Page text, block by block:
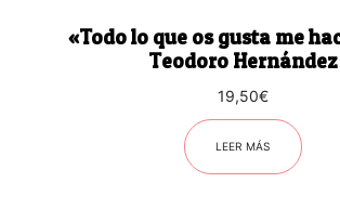
«Todo lo que os gusta me
Teodoro Hernández
19,50€
LEER MÁS